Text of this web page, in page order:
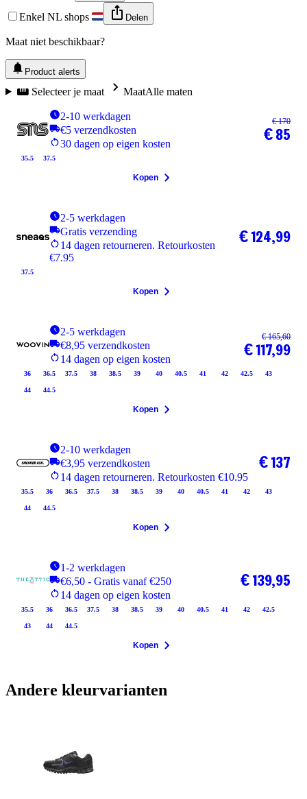
Enkel NL shops Delen
Maat niet beschikbaar?
Product alerts
Selecteer je maat MaatAlle maten
2-10 werkdagen
€5 verzendkosten
30 dagen op eigen kosten
35.5 37.5
€ 170
€ 85
Kopen
2-5 werkdagen
Gratis verzending
14 dagen retourneren. Retourkosten
€7.95
37.5
€ 124,99
Kopen
2-5 werkdagen
€8,95 verzendkosten
14 dagen op eigen kosten
36 36.5 37.5 38 38.5 39 40 40.5 41 42 42.5 43
44 44.5
€ 165,60
€ 117,99
Kopen
2-10 werkdagen
€3,95 verzendkosten
14 dagen retourneren. Retourkosten €10.95
35.5 36 36.5 37.5 38 38.5 39 40 40.5 41 42 43
44 44.5
€ 137
Kopen
1-2 werkdagen
€6,50 - Gratis vanaf €250
14 dagen op eigen kosten
35.5 36 36.5 37.5 38 38.5 39 40 40.5 41 42 42.5
43 44 44.5
€ 139,95
Kopen
Andere kleurvarianten